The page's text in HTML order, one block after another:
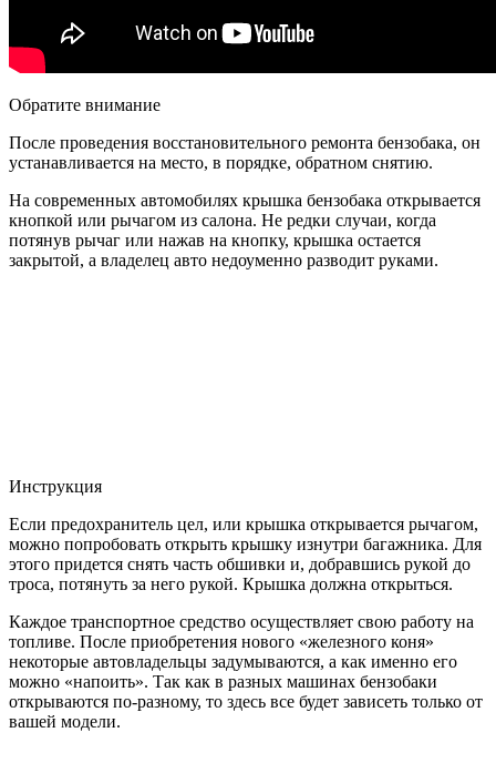
Обратите внимание
После проведения восстановительного ремонта бензобака, он
устанавливается на место, в порядке, обратном снятию.
На современных автомобилях крышка бензобака открывается
кнопкой или рычагом из салона. Не редки случаи, когда
потянув рычаг или нажав на кнопку, крышка остается
закрытой, а владелец авто недоуменно разводит руками.
Инструкция
Если предохранитель цел, или крышка открывается рычагом,
можно попробовать открыть крышку изнутри багажника. Для
этого придется снять часть обшивки и, добравшись рукой до
троса, потянуть за него рукой. Крышка должна открыться.
Каждое транспортное средство осуществляет свою работу на
топливе. После приобретения нового «железного коня»
некоторые автовладельцы задумываются, а как именно его
можно «напоить». Так как в разных машинах бензобаки
открываются по-разному, то здесь все будет зависеть только от
вашей модели.